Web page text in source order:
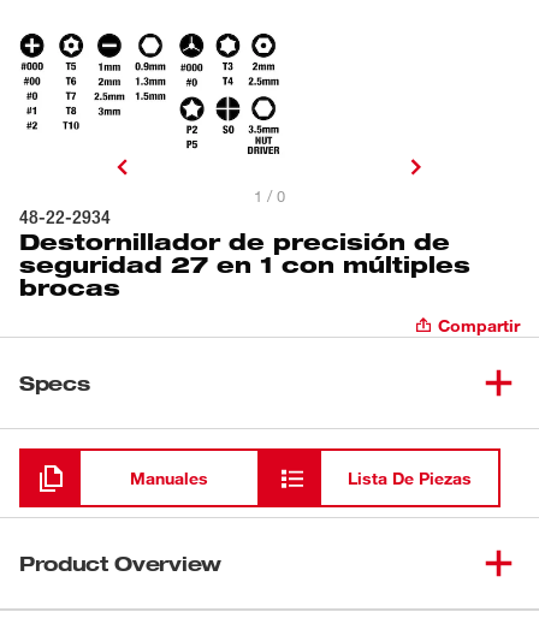
1 / 0
48-22-2934
Destornillador de precisión de
seguridad 27 en 1 con múltiples
brocas
Compartir
Specs
Cargando
Manuales Lista De Piezas
Product Overview